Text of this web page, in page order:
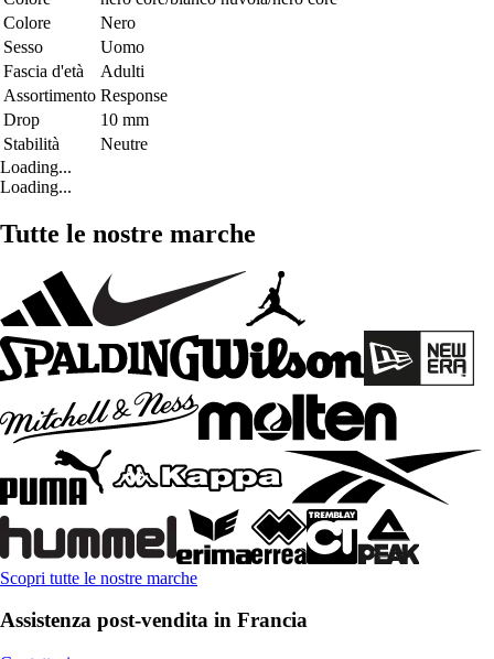
Colore
Nero
Sesso
Uomo
Fascia d'età
Adulti
Assortimento Response
Drop
10 mm
Stabilità
Neutre
Loading...
Loading...
Tutte le nostre marche
Scopri tutte le nostre marche
Assistenza post-vendita in Francia